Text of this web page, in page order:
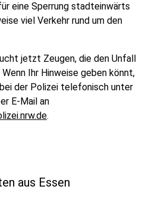
eine Sperrung stadteinwärts
viel Verkehr rund um den
jetzt Zeugen, die den Unfall
Ihr Hinweise geben könnt,
der Polizei telefonisch unter
E-Mail an
.
aus Essen